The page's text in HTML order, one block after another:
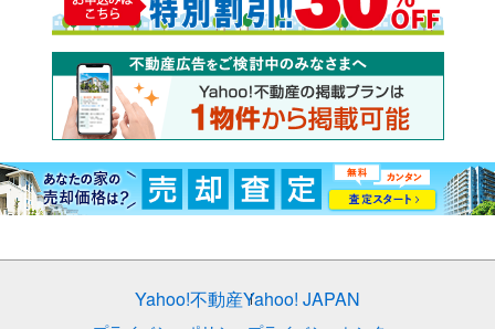
Yahoo!不動産Yahoo! JAPAN